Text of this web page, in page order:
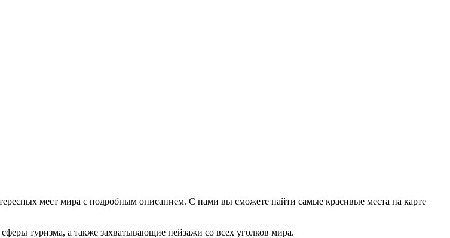
мест мира с подробным описанием. С нами вы сможете найти самые красивые места на карте
туризма, а также захватывающие пейзажи со всех уголков мира.